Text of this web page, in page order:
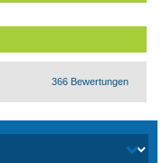
366 Bewertungen